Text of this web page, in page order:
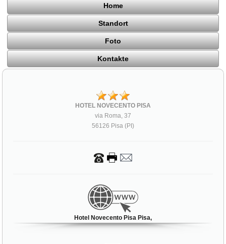
Home
Standort
Foto
Kontakte
HOTEL NOVECENTO PISA
via Roma, 37
56126 Pisa (PI)
Hotel Novecento Pisa Pisa,